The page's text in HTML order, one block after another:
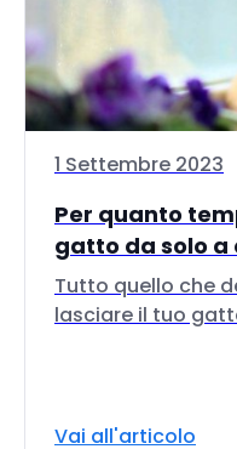
1 Settembre 2023
Per quanto
gatto da solo a
Tutto quello che
lasciare il tuo
Vai all'articolo